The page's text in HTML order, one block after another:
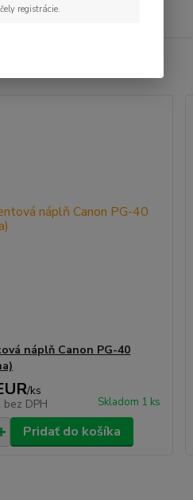
náplň Canon PG-40
/ks
bez DPH Skladom 1 ks
Pridať do košíka
registrácie.